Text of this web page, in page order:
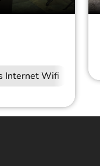
Internet Wifi